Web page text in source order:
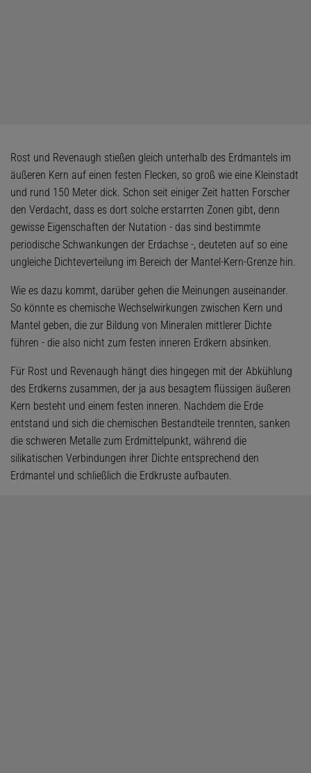
Rost und Revenaugh stießen gleich unterhalb des Erdmantels im
äußeren Kern auf einen festen Flecken, so groß wie eine Kleinstadt
und rund 150 Meter dick. Schon seit einiger Zeit hatten Forscher
den Verdacht, dass es dort solche erstarrten Zonen gibt, denn
gewisse Eigenschaften der Nutation - das sind bestimmte
periodische Schwankungen der Erdachse -, deuteten auf so eine
ungleiche Dichteverteilung im Bereich der Mantel-Kern-Grenze hin.
Wie es dazu kommt, darüber gehen die Meinungen auseinander.
So könnte es chemische Wechselwirkungen zwischen Kern und
Mantel geben, die zur Bildung von Mineralen mittlerer Dichte
führen - die also nicht zum festen inneren Erdkern absinken.
Für Rost und Revenaugh hängt dies hingegen mit der Abkühlung
des Erdkerns zusammen, der ja aus besagtem flüssigen äußeren
Kern besteht und einem festen inneren. Nachdem die Erde
entstand und sich die chemischen Bestandteile trennten, sanken
die schweren Metalle zum Erdmittelpunkt, während die
silikatischen Verbindungen ihrer Dichte entsprechend den
Erdmantel und schließlich die Erdkruste aufbauten.